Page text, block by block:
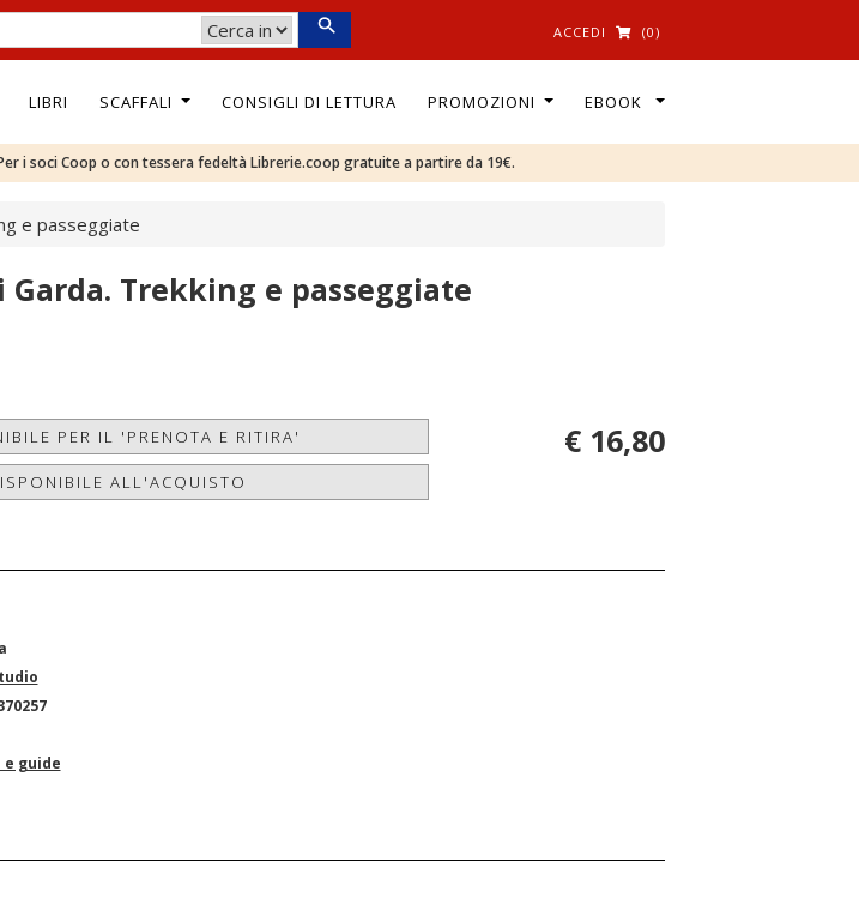
ACCEDI (0)
LIBRI SCAFFALI CONSIGLI DI LETTURA PROMOZIONI EBOOK
i soci Coop o con tessera fedeltà Librerie.coop gratuite a partire da 19€.
e passeggiate
Garda. Trekking e passeggiate
PER IL 'PRENOTA E RITIRA'
ALL'ACQUISTO
€ 16,80
e guide